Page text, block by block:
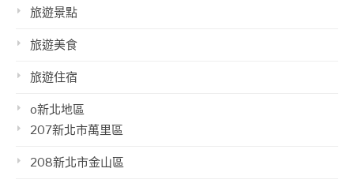
旅遊景點
旅遊美食
旅遊住宿
o新北地區
207新北市萬里區
208新北市金山區